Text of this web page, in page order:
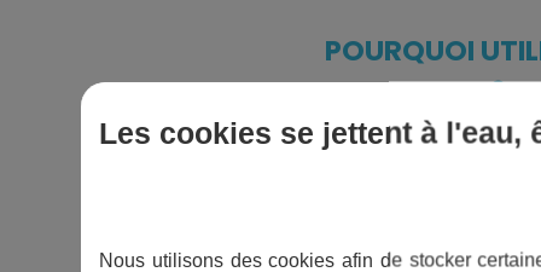
POURQUOI
FILTRATION ?
Pour maintenir
Les cookies se jettent à l'eau,
Nous utilisons des cookies afin de stocker